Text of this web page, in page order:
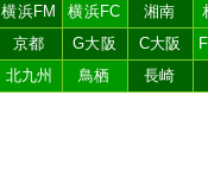
横浜FM 横浜FC 湘南
京都 G大阪 C大阪
北九州 鳥栖 長崎